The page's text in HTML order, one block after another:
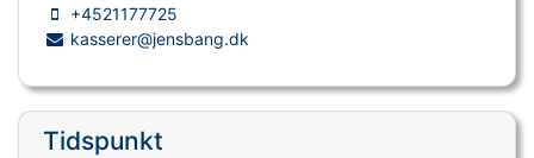
+4521177725
kasserer@jensbang.dk
Tidspunkt